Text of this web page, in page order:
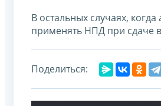
В остальных случаях,
применять НПД при сдаче
Поделиться: